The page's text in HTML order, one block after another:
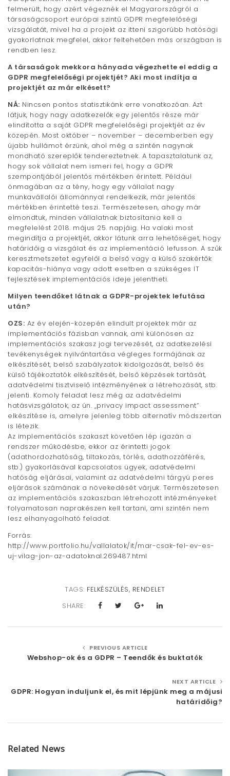
felmerült, hogy azért végeznék el Magyarországról a
társaságcsoport európai szintű GDPR megfelelőségi
vizsgálatát, mivel ha a projekt az itteni szigorúbb hatósági
gyakorlatnak megfelel, akkor feltehetően más országban is
rendben lesz.
A társaságok mekkora hányada végezhette el eddig a
GDPR megfelelőségi projektjét? Aki most indítja a
projektjét az már elkésett?
NÁ: Nincsen pontos statisztikánk erre vonatkozóan. Azt
látjuk, hogy nagy adatkezelők egy jelentős része már
elindította a saját GDPR megfelelőségi projektjét az év
közepén. Most október – november – decemberben egy
újabb hullámot érzünk, ahol még a szintén nagynak
mondható szereplők tendereztetnek. A tapasztalatunk az,
hogy sok vállalat nem ismeri fel, hogy a GDPR
szempontjából jelentős mértékben érintett. Például
önmagában az a tény, hogy egy vállalat nagy
munkavállalói állománnyal rendelkezik, már jelentős
mértékben érintetté teszi. Természetesen, ahogy már
elmondtuk, minden vállalatnak biztosítania kell a
megfelelést 2018. május 25. napjáig. Ha valaki most
megindítja a projektjét, akkor látunk arra lehetőséget, hogy
határidőig a vizsgálat és az implementáció lefusson. A szűk
keresztmetszetet egyfelől a belső vagy a külső szakértők
kapacitás-hiánya vagy adott esetben a szükséges IT
fejlesztések implementációs ideje jelentheti.
Milyen teendőket látnak a GDPR-projektek lefutása
után?
OZS: Az év elején-közepén elindult projektek már az
implementációs fázisban vannak, ami különösen az
implementációs szakasz jogi tervezését, az adatkezelési
tevékenységek nyilvántartása végleges formájának az
elkészítését, belső szabályzatok kidolgozását, belső és
külső tájékoztatók elkészítését, belső képzések tartását,
adatvédelmi tisztviselő intézményének a létrehozását, stb.
jelenti. Komoly feladat lesz még az adatvédelmi
hatásvizsgálatok, az ún. „privacy impact assessment”
elkészítése is, amelyre jelenleg több alternatív módszertan
is létezik.
Az implementációs szakaszt követően lép igazán a
rendszer működésbe, ekkor az érintetti jogok
(adathordozhatóság, tiltakozás, törlés, adathozzáférés,
stb.) gyakorlásával kapcsolatos ügyek, adatvédelmi
hatóság eljárásai, valamint az adatvédelmi tárgyú peres
eljárások számának a növekedését várjuk. Természetesen
az implementációs szakaszban létrehozott intézményeket
folyamatosan naprakészen kell tartani, ami szintén nem
lesz elhanyagolható feladat.
Forrás:
http://www.portfolio.hu/vallalatok/it/mar-csak-fel-ev-es-
uj-vilag-jon-az-adatoknal.269487.html
TAGS: FELKÉSZÜLÉS, RENDELET
SHARE:
PREVIOUS ARTICLE
Webshop-ok és a GDPR – Teendők és buktatók
NEXT ARTICLE
GDPR: Hogyan induljunk el, és mit lépjünk meg a májusi
határidőig?
Related News